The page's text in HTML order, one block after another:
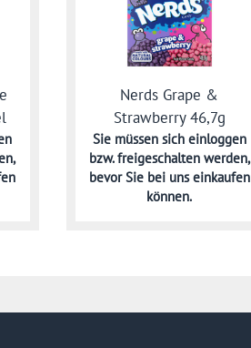
Nerds Grape &
Strawberry 46,7g
Sie müssen sich einloggen
bzw. freigeschalten werden,
bevor Sie bei uns einkaufen
können.